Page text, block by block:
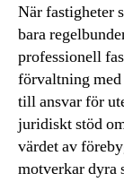
När fastigheter
bara
professionell
förvaltning
till ansvar för
juridiskt stöd
värdet av
motverkar dyra